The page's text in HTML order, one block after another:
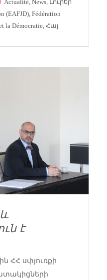
Actualité, News, Լուրեր
(EAFJD),Fédération
la Démocratie,Հայ
է
ին ՀՀ սփյուռքի